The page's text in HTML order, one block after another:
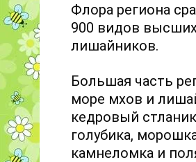
Флора региона
900 видов
лишайников.
Большая часть
море мхов и
кедровый
голубика,
камнеломка и